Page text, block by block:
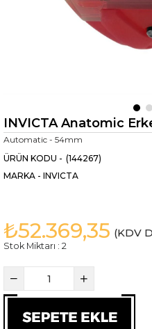
INVICTA Anatomic
Automatic - 54mm
(144267)
MARKA - INVICTA
₺52.369,35 (KDV
Stok Miktarı : 2